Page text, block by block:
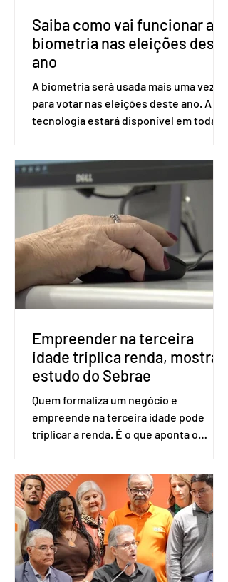
Saiba como vai funcionar a
biometria nas eleições deste
ano
A biometria será usada mais uma vez
para votar nas eleições deste ano. A
tecnologia estará disponível em todas
Apesar da requisição, a biometria não é
obrigatória para exercer o direito ao
voto. Se o título estiver regular, o
eleitor pode votar mesmo sem ter
realizado esse cadastro. Neste caso,
será exigido o documento de
identificação para acesso à urna
eletrônica. Se a urna eletrônica não
reconh
Empreender na terceira
idade triplica renda, mostra
estudo do Sebrae
Quem formaliza um negócio e
empreende na terceira idade pode
triplicar a renda. É o que aponta o
Amostra de Domicílio (PNAD Contínua),
do Serviço Brasileiro de Apoio às Micro
e Pequenas Empresas (Sebrae),
realizado a partir de dados do Instituto
Brasileiro de Geografia e Estatística
(IBGE). O estudo do Sebrae mostra que,